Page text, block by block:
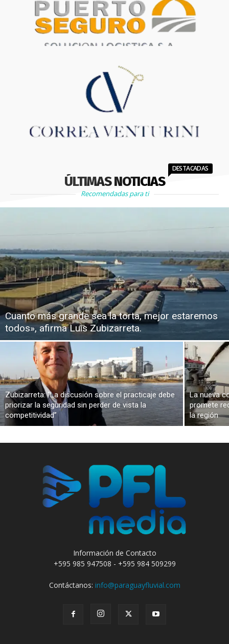
ÚLTIMAS NOTICIAS
DESTACADAS
Recomendadas para ti
Cuanto más grande sea la torta, mejor estaremos
todos», afirma Luis Zubizarreta.
Zubizarreta: “La discusión sobre el practicaje debe
priorizar la seguridad sin perder de vista la
competitividad”
La nueva
promete
la región
Información de Contacto
+595 985 947508 - +595 984 509299
Contáctanos: info@paraguayfluvial.com